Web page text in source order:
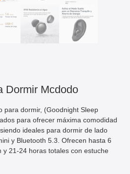
Dormir Mcdodo
para dormir, (Goodnight Sleep
para ofrecer máxima comodidad
ideales para dormir de lado
y Bluetooth 5.3. Ofrecen hasta 6
y 21-24 horas totales con estuche